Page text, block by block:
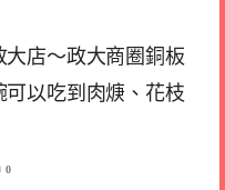
大店～政大商圈銅板
以吃到肉焿、花枝
0